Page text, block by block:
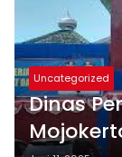
Uncategorized
Dinas